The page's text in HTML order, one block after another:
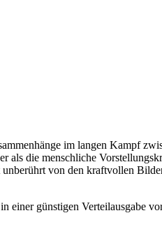
im langen Kampf
als die menschliche
von den kraftvollen
einer günstigen Verteilausgabe